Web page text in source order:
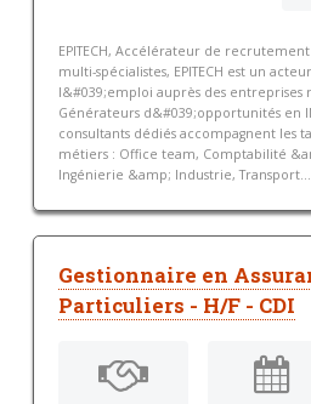
EPITECH, Accélérateur de
multi-spécialistes, EPITECH est un
l&#039;emploi auprès des entreprises
Générateurs d&#039;opportunités en
consultants dédiés accompagnent les
métiers : Office team, Comptabilité
Ingénierie &amp; Industrie, Transport...
Gestionnaire en
Particuliers - H/F - CDI